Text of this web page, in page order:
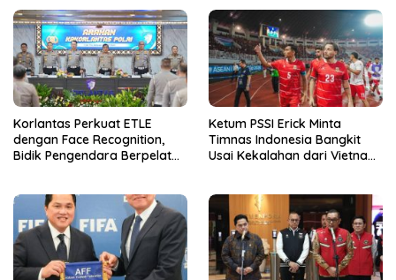
Korlantas Perkuat ETLE
dengan Face Recognition,
Bidik Pengendara Berpelat
Ketum PSSI Erick Minta
Timnas Indonesia Bangkit
Usai Kekalahan dari Vietnam